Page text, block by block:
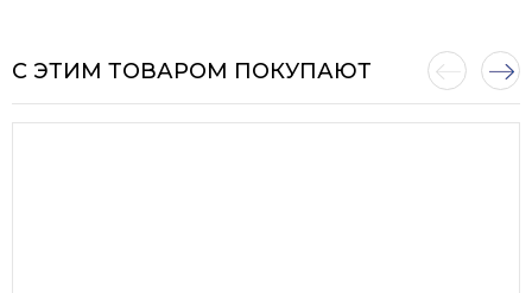
С ЭТИМ ТОВАРОМ ПОКУПАЮТ